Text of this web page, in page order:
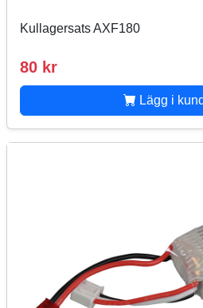
Kullagersats AXF180
80 kr
Lägg i